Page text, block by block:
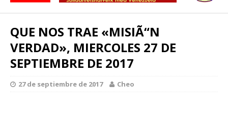
QUE NOS TRAE «MISIÃ“N
VERDAD», MIERCOLES 27 DE
SEPTIEMBRE DE 2017
27 de septiembre de 2017 Cheo